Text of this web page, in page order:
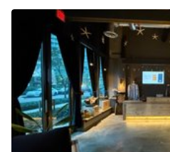
Dotazioni dello spazio
Accesso per disabili
Ampia Porta d'Ingresso
Animals Friendly
Aria condizionata
Arredamento